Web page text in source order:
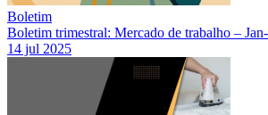
Boletim
Boletim trimestral: Mercado de trabalho –
14 jul 2025